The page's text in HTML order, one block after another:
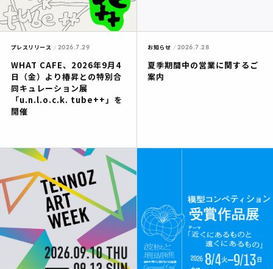
プレスリリース 2026.7.29
WHAT CAFE、2026年9月4
日（金）より椿昇との特別合
同キュレーション展
「u.n.l.o.c.k. tube++」を
開催
お知らせ 2026.7.28
夏季期間中の営業に関するご
案内